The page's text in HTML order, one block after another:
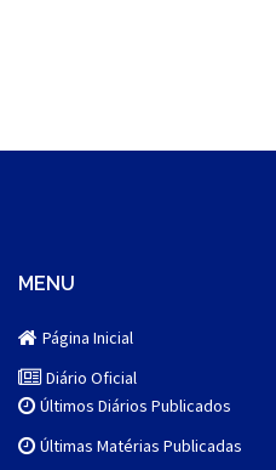
MENU
Página Inicial
Diário Oficial
Últimos Diários Publicados
Últimas Matérias Publicadas